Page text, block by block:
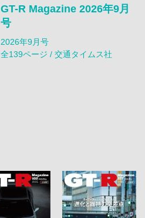
GT-R Magazine 2026年9月
号
2026年9月号
全139ページ / 交通タイムス社